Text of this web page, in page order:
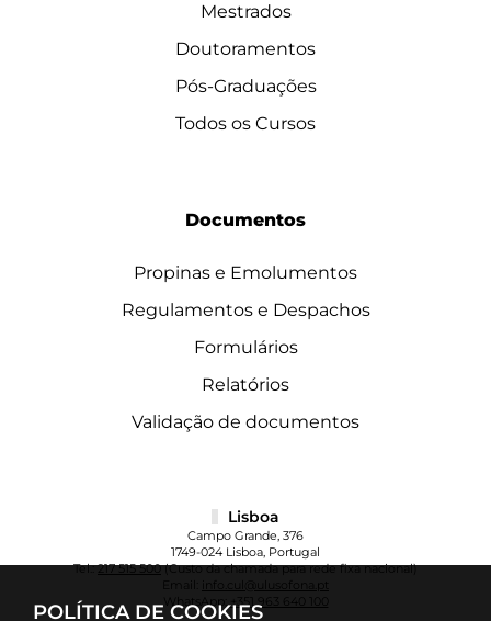
POLÍTICA DE COOKIES
Mestrados
Doutoramentos
Pós-Graduações
Todos os Cursos
Documentos
Propinas e Emolumentos
Regulamentos e Despachos
Formulários
Relatórios
Validação de documentos
Lisboa
Campo Grande, 376
1749-024 Lisboa, Portugal
Tel.:217 515 500(Custo da chamada para rede fixa nacional)
info.cul@ulusofona.pt
WhatsApp:+351 963 640 100